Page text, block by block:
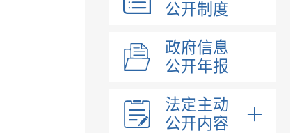
公开制度
政府信息
公开年报
法定主动
公开内容